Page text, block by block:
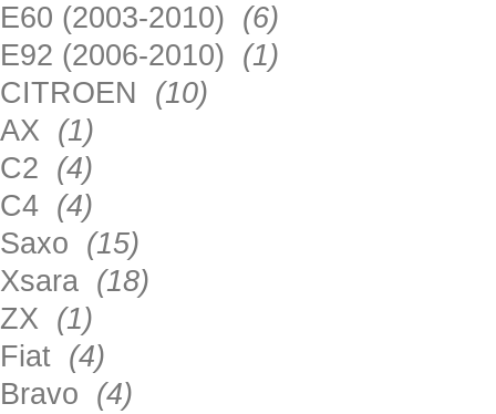
E60 (2003-2010) (6)
E92 (2006-2010) (1)
CITROEN (10)
AX (1)
C2 (4)
C4 (4)
Saxo (15)
Xsara (18)
ZX (1)
Fiat (4)
Bravo (4)